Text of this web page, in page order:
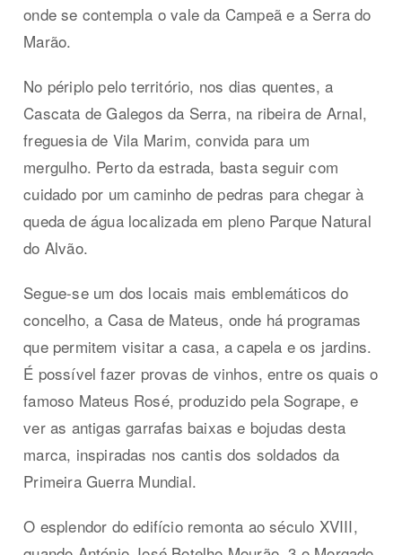
onde se contempla o vale da Campeã e a Serra do
Marão.
No périplo pelo território, nos dias quentes, a
Cascata de Galegos da Serra, na ribeira de Arnal,
freguesia de Vila Marim, convida para um
mergulho. Perto da estrada, basta seguir com
cuidado por um caminho de pedras para chegar à
queda de água localizada em pleno Parque Natural
do Alvão.
Segue-se um dos locais mais emblemáticos do
concelho, a Casa de Mateus, onde há programas
que permitem visitar a casa, a capela e os jardins.
É possível fazer provas de vinhos, entre os quais o
famoso Mateus Rosé, produzido pela Sogrape, e
ver as antigas garrafas baixas e bojudas desta
marca, inspiradas nos cantis dos soldados da
Primeira Guerra Mundial.
O esplendor do edifício remonta ao século XVIII,